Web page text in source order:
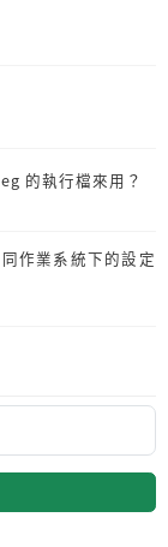
的執行檔來用？
作業系統下的設定